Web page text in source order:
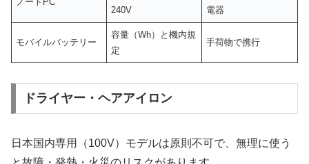
240V
電器
モバイルバッテリー
容量（Wh）と機内規
定
手荷物で携行
ドライヤー・ヘアアイロン
日本国内専用（100V）モデルは原則不可で、無理に使う